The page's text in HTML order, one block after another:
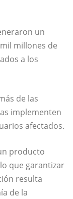
un
millones de
a los
de las
implementen
afectados.
producto
que garantizar
resulta
de la